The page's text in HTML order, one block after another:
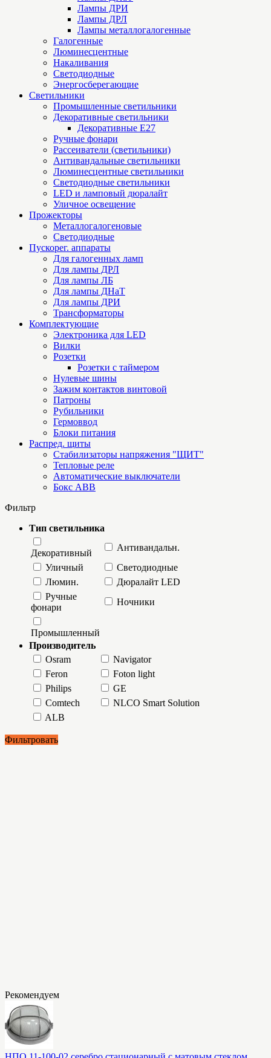
Лампы ДРИ
Лампы ДРЛ
Лампы металлогалогенные
Галогенные
Люминесцентные
Накаливания
Светодиодные
Энергосберегающие
Светильники
Промышленные светильники
Декоративные светильники
Декоративные Е27
Ручные фонари
Рассеиватели (светильники)
Антивандальные светильники
Люминесцентные светильники
Cветодиодные светильники
LED и ламповый дюралайт
Уличное освещение
Прожекторы
Металлогалогеновые
Светодиодные
Пускорег. аппараты
Для галогенных ламп
Для лампы ДРЛ
Для лампы ЛБ
Для лампы ДНаТ
Для лампы ДРИ
Трансформаторы
Комплектующие
Электроника для LED
Вилки
Розетки
Розетки с таймером
Нулевые шины
Зажим контактов винтовой
Патроны
Рубильники
Гермоввод
Блоки питания
Распред. щиты
Стабилизаторы напряжения "ЩИТ"
Тепловые реле
Автоматические выключатели
Бокс ABB
Фильтр
Тип светильника
Декоративный
Антивандальн.
Уличный
Светодиодные
Люмин.
Дюралайт LED
Ручные
фонари
Ночники
Промышленный
Производитель
Osram
Navigator
Feron
Foton light
Philips
GE
Comtech
NLCO Smart Solution
ALB
Фильтровать
Рекомендуем